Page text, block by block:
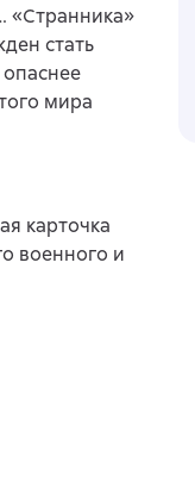
«Странника»
стать
мира
карточка
военного и